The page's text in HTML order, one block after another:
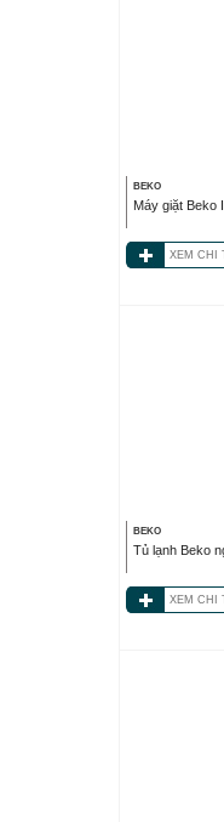
BEKO
Máy giặt Beko
XEM CHI
BEKO
Tủ lạnh Beko
XEM CHI